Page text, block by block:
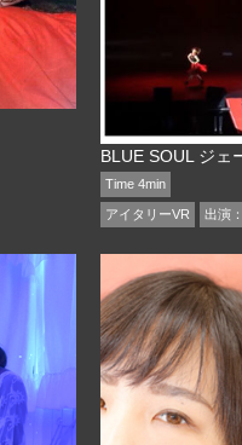
Time 4min
アイタリーVR 出演：